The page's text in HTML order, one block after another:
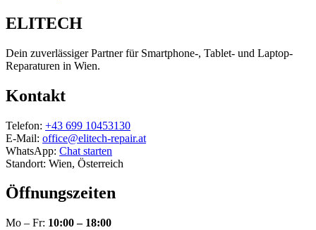
ELITECH
Dein zuverlässiger Partner für Smartphone-, Tablet- und Laptop-
Reparaturen in Wien.
Kontakt
Telefon: +43 699 10453130
E-Mail: office@elitech-repair.at
WhatsApp: Chat starten
Standort: Wien, Österreich
Öffnungszeiten
Mo – Fr: 10:00 – 18:00